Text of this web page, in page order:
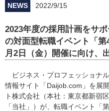
NEWS 2022/9/15
2023年度の採用計画をサ
の対面型転職イベント「
月2日（金）開催に向け、
ビジネス・プロフェッショナ
情報サイト「Daijob.com」を展
ト株式会社（本社：東京都新宿
「当社」）が、転職イベント「